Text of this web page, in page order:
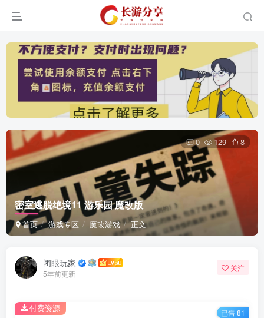
密室逃脱绝境11 游乐园 魔改版
首页 游戏专区 魔改游戏 正文
0 129 8
闭眼玩家
5年前更新
关注
付费资源 已售 81